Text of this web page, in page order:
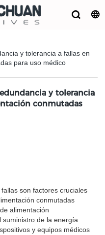
y tolerancia a fallas en
para uso médico
y tolerancia
conmutadas
son factores cruciales
conmutadas
alimentación
suministro de la energía
y equipos médicos